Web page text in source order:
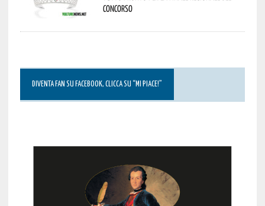
concorso
DIVENTA FAN SU FACEBOOK, CLICCA SU “MI PIACE!”